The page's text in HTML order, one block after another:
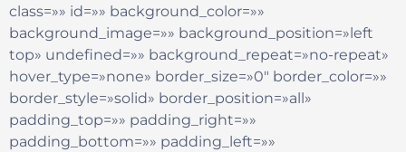
class=»» id=»» background_color=»»
background_image=»» background_position=»left
top» undefined=»» background_repeat=»no-repeat»
hover_type=»none» border_size=»0″ border_color=»»
border_style=»solid» border_position=»all»
padding_top=»» padding_right=»»
padding_bottom=»» padding_left=»»